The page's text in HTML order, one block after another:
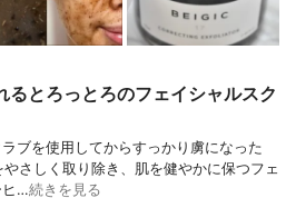
るとろっとろのフェイシャルスク
ブを使用してからすっかり虜になった
さしく取り除き、肌を健やかに保つフェ
ヒ…続きを見る